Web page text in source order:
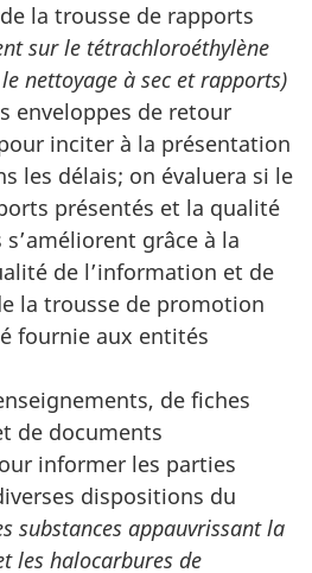
la trousse de rapports
sur le tétrachloroéthylène
nettoyage à sec et rapports)
enveloppes de retour
inciter à la présentation
les délais; on évaluera si le
présentés et la qualité
grâce à la
de l’information et de
la trousse de promotion
fournie aux entités
de fiches
de documents
informer les parties
dispositions du
substances appauvrissant la
les halocarbures de